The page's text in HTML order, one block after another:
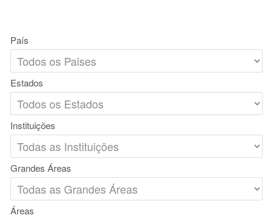
País
Estados
Instituições
Grandes Áreas
Áreas